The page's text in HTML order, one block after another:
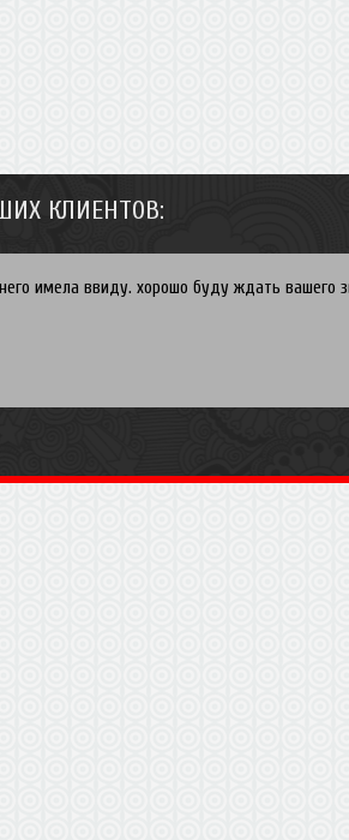
КЛИЕНТОВ:
имела ввиду. хорошо буду ждать вашего